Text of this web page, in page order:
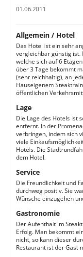
01.06.2011
Allgemein / Hotel
Das Hotel ist ein sehr
vergleichbar günstig ist.
welche sich auf 6
über 3 Tage bekommt
(sehr reichhaltig), an
Hauseigenem
öffentlichen
Lage
Die Lage des Hotels ist
entfernt. In der
verbringen, indem sich
viele
Hotels. Die
dem Hotel.
Service
Die Freundlichkeit und
durchweg positiv. Sie
Wünsche einzugehen
Gastronomie
Der Aufenthalt im
Erfolg. Man bekommt
nicht, so kann dieser
Restaurant ist der Gast